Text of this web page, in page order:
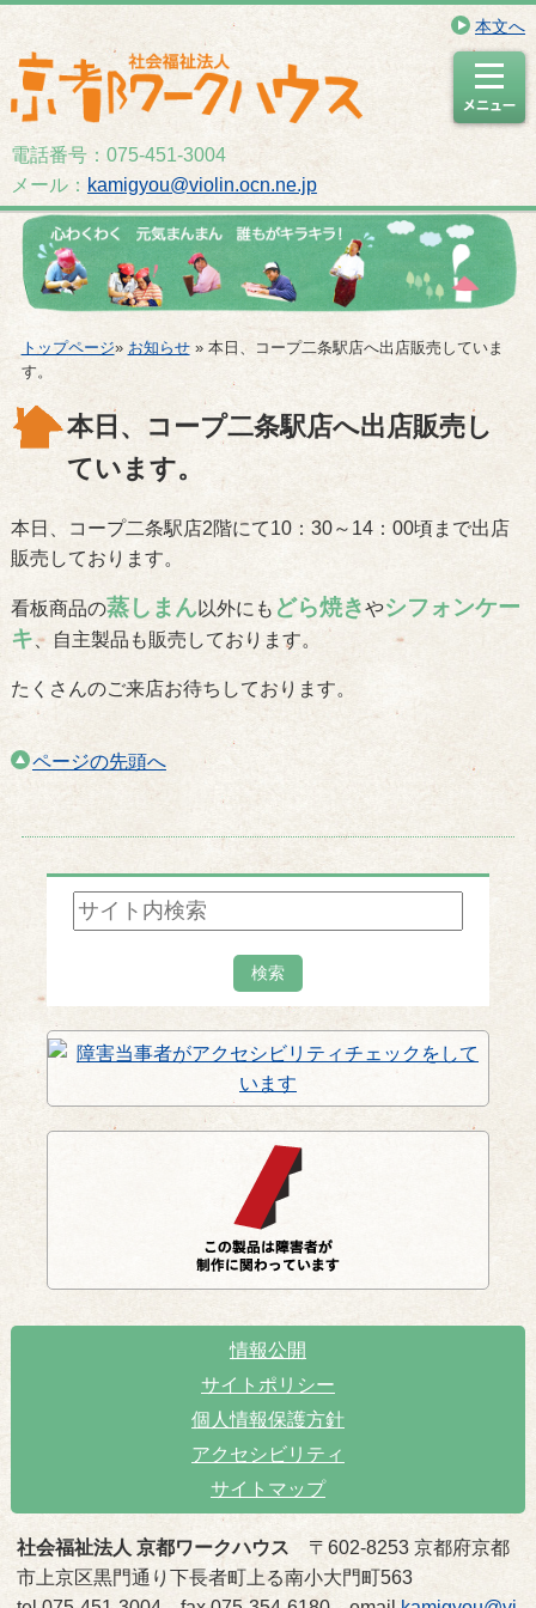
本文へ
電話番号：075-451-3004
メール： kamigyou@violin.ocn.ne.jp
トップページ» お知らせ» 本日、コープ二条駅店へ出店販売していま
す。
本日、コープ二条駅店へ出店販売し
ています。
本日、コープ二条駅店2階にて10：30～14：00頃まで出店
販売しております。
看板商品の蒸しまん以外にも どら焼きやシフォンケー
キ 、自主製品も販売しております。
たくさんのご来店お待ちしております。
ページの先頭へ
情報公開
サイトポリシー
個人情報保護方針
アクセシビリティ
サイトマップ
社会福祉法人 京都ワークハウス 〒602-8253 京都府京都
市上京区黒門通り下長者町上る南小大門町563